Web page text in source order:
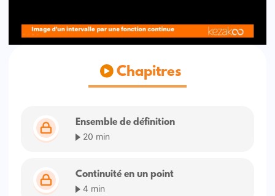
Chapitres
Ensemble de définition
20 min
Continuité en un point
4 min